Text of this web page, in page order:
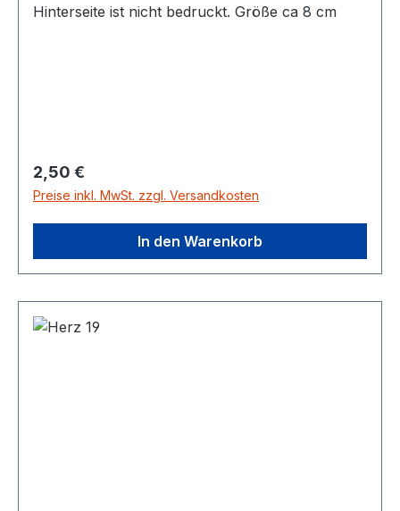
Hinterseite ist nicht bedruckt. Größe ca 8 cm
Regulärer Preis:
2,50 €
Preise inkl. MwSt. zzgl. Versandkosten
In den Warenkorb